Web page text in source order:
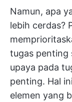
Namun, apa
lebih cerdas?
tugas penting
upaya pada
penting. Hal
elemen yang